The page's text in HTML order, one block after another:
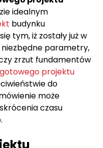
idealnym
budynku
tym, iż zostały już w
niezbędne parametry,
zrzut fundamentów
gotowego projektu
do
może
czasu